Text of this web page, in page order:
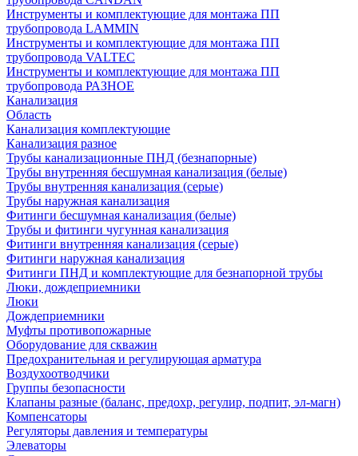
Инструменты и комплектующие для монтажа ПП
трубопровода LAMMIN
Инструменты и комплектующие для монтажа ПП
трубопровода VALTEC
Инструменты и комплектующие для монтажа ПП
трубопровода РАЗНОЕ
Канализация
Область
Канализация комплектующие
Канализация разное
Трубы канализационные ПНД (безнапорные)
Трубы внутренняя бесшумная канализация (белые)
Трубы внутренняя канализация (серые)
Трубы наружная канализация
Фитинги бесшумная канализация (белые)
Трубы и фитинги чугунная канализация
Фитинги внутренняя канализация (серые)
Фитинги наружная канализация
Фитинги ПНД и комплектующие для безнапорной трубы
Люки, дождеприемники
Люки
Дождеприемники
Муфты противопожарные
Оборудование для скважин
Предохранительная и регулирующая арматура
Воздухоотводчики
Группы безопасности
Клапаны разные (баланс, предохр, регулир, подпит, эл-магн)
Компенсаторы
Регуляторы давления и температуры
Элеваторы